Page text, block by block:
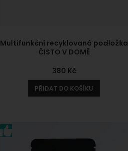
Multifunkční recyklovaná podložka
ČISTO V DOMĚ
380 Kč
PŘIDAT DO KOŠÍKU